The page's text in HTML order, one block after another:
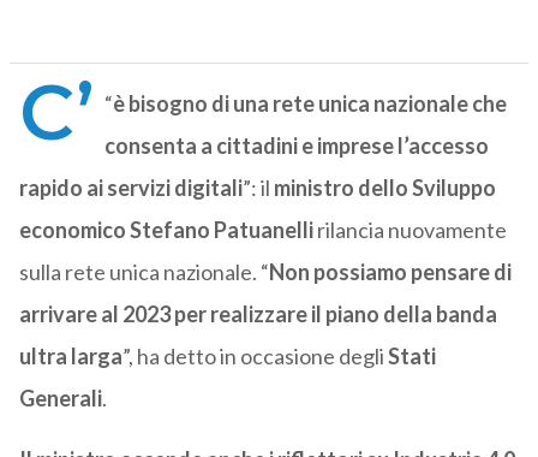
“
C’
è bisogno di una rete unica nazionale che
consenta a cittadini e imprese l’accesso
rapido ai servizi digitali”: il ministro dello Sviluppo
economico Stefano Patuanellirilancia nuovamente
sulla rete unica nazionale. “Non possiamo pensare di
arrivare al 2023 per realizzare il piano della banda
ultra larga”, ha detto in occasione degliStati
Generali.